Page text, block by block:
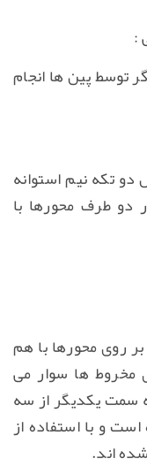
توسط پین ها انجام
دو تکه نیم استوانه
دو طرف محورها با
روی محورها با هم
مخروط ها سوار می
سمت یکدیگر از سه
و با استفاده از
اند.